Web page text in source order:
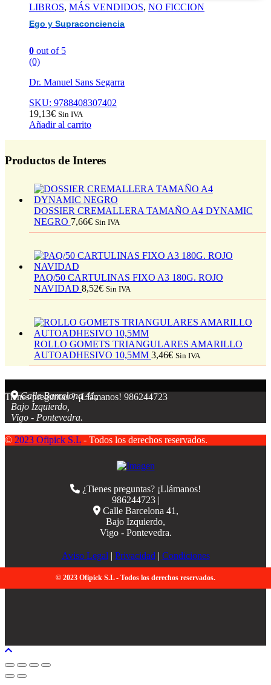
LIBROS, MÁS VENDIDOS, NO FICCION
Ego y Supraconciencia
0 out of 5
(0)
Dr. Manuel Sans Segarra
SKU: 9788408307402
19,13€ Sin IVA
Añadir al carrito
Productos de Interes
DOSSIER CREMALLERA TAMAÑO A4 DYNAMIC
NEGRO 7,66€ Sin IVA
PAQ/50 CARTULINAS FIXO A3 180G. ROJO
NAVIDAD 8,52€ Sin IVA
ROLLO GOMETS TRIANGULARES AMARILLO
AUTOADHESIVO 10,5MM 3,46€ Sin IVA
Tienes preguntas ? ¡Llámanos! 986244723
Calle Barcelona 41,
Bajo Izquierdo,
Vigo - Pontevedra.
© 2023 Ofipick S.L - Todos los derechos reservados.
¿Tienes preguntas? ¡Llámanos!
986244723 |
Calle Barcelona 41,
Bajo Izquierdo,
Vigo - Pontevedra.
Aviso Legal | Privacidad | Condiciones
© 2023 Ofipick S.L - Todos los derechos reservados.